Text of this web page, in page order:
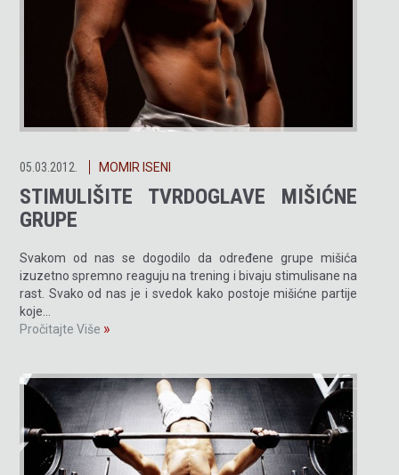
05.03.2012. MOMIR ISENI
STIMULIŠITE TVRDOGLAVE MIŠIĆNE
GRUPE
Svakom od nas se dogodilo da određene grupe mišića
izuzetno spremno reaguju na trening i bivaju stimulisane na
rast. Svako od nas je i svedok kako postoje mišićne partije
koje…
Pročitajte Više »